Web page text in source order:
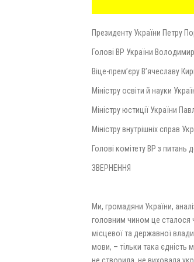
Президенту України Петру
Голові ВР України
Віце-прем’єру В’ячеславу
Міністру освіти й науки
Міністру юстиції України
Міністру внутрішніх справ
Голові комітету ВР з
ЗВЕРНЕННЯ
Ми, громадяни України,
головним чином це сталося
місцевої та державної влади
мови, – тільки така єдність